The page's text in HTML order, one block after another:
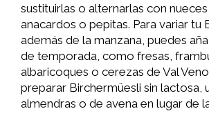
sustituirlas o alternarlas con
anacardos o pepitas. Para variar tu
además de la manzana, puedes
de temporada, como fresas,
albaricoques o cerezas de Val
preparar Birchermüesli sin lactosa,
almendras o de avena en lugar de